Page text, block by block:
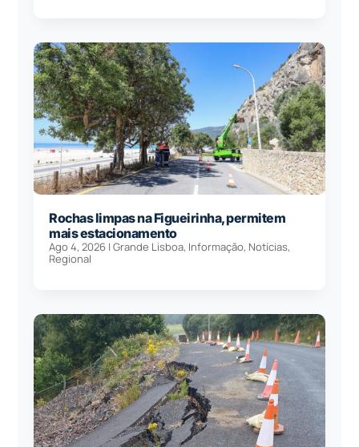
Rochas limpas na Figueirinha, permitem
mais estacionamento
Ago 4, 2026 |Grande Lisboa, Informação, Notícias,
Regional